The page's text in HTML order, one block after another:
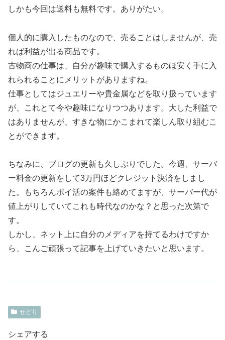
しかも今回は送料も無料です。ありがたい。
個人的に購入したものなので、売ることはしませんが、売
れば利益が出る商品です。
古物商の仕事は、自分が趣味で購入するものほ安く手に入
れられることにメリットがありますね。
仕事としてはジュエリーや貴金属などを取り扱っています
が、これとて今や趣味になりつつあります。大した利益で
はありませんが、すきな物にかこまれて楽しん取り組むこ
とができます。
ちなみに、ブログの更新も久しぶりでした。今週、サーバ
ー料金の更新をして3万円ほどクレジット決済をしまし
た。もちろんポイ活の案件も絡めてますが、サーバー代が
値上がりしていてこれも時代なのかな？と思った次第で
す。
しかし、ネット上に自分のメディアを持てるわけですか
ら、こんご頑張って記事を上げていきたいと思います。
せどり
シェアする